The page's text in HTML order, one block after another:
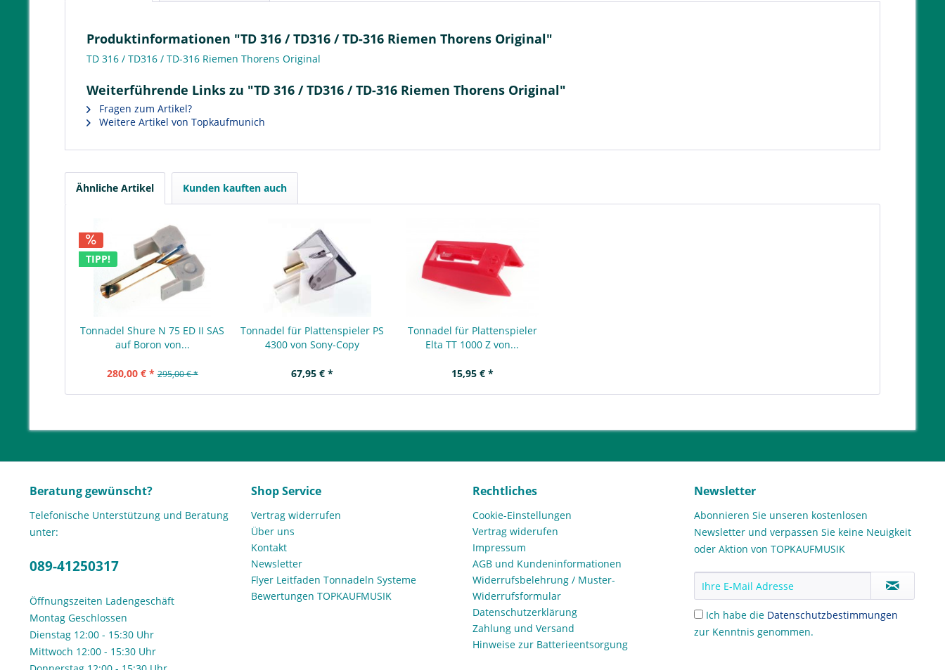
Produktinformationen "TD 316 / TD316 / TD-316 Riemen Thorens Original"
TD 316 / TD316 / TD-316 Riemen Thorens Original
Weiterführende Links zu "TD 316 / TD316 / TD-316 Riemen Thorens Original"
Fragen zum Artikel?
Weitere Artikel von Topkaufmunich
Ähnliche Artikel Kunden kauften auch
TIPP!
Tonnadel Shure N 75 ED II SAS
auf Boron von...
280,00 € * 295,00 € *
Tonnadel für Plattenspieler PS
4300 von Sony-Copy
67,95 € *
Tonnadel für Plattenspieler
Elta TT 1000 Z von...
15,95 € *
Beratung gewünscht?
Telefonische Unterstützung und Beratung
unter:
089-41250317
Öffnungszeiten Ladengeschäft
Montag Geschlossen
Dienstag 12:00 - 15:30 Uhr
Mittwoch 12:00 - 15:30 Uhr
Shop Service
Vertrag widerrufen
Über uns
Kontakt
Newsletter
Flyer Leitfaden Tonnadeln Systeme
Bewertungen TOPKAUFMUSIK
Rechtliches
Cookie-Einstellungen
Vertrag widerufen
Impressum
AGB und Kundeninformationen
Widerrufsbelehrung / Muster-
Widerrufsformular
Datenschutzerklärung
Zahlung und Versand
Hinweise zur Batterieentsorgung
Newsletter
Abonnieren Sie unseren kostenlosen
Newsletter und verpassen Sie keine Neuigkeit
oder Aktion von TOPKAUFMUSIK
Ich habe die Datenschutzbestimmungen
zur Kenntnis genommen.